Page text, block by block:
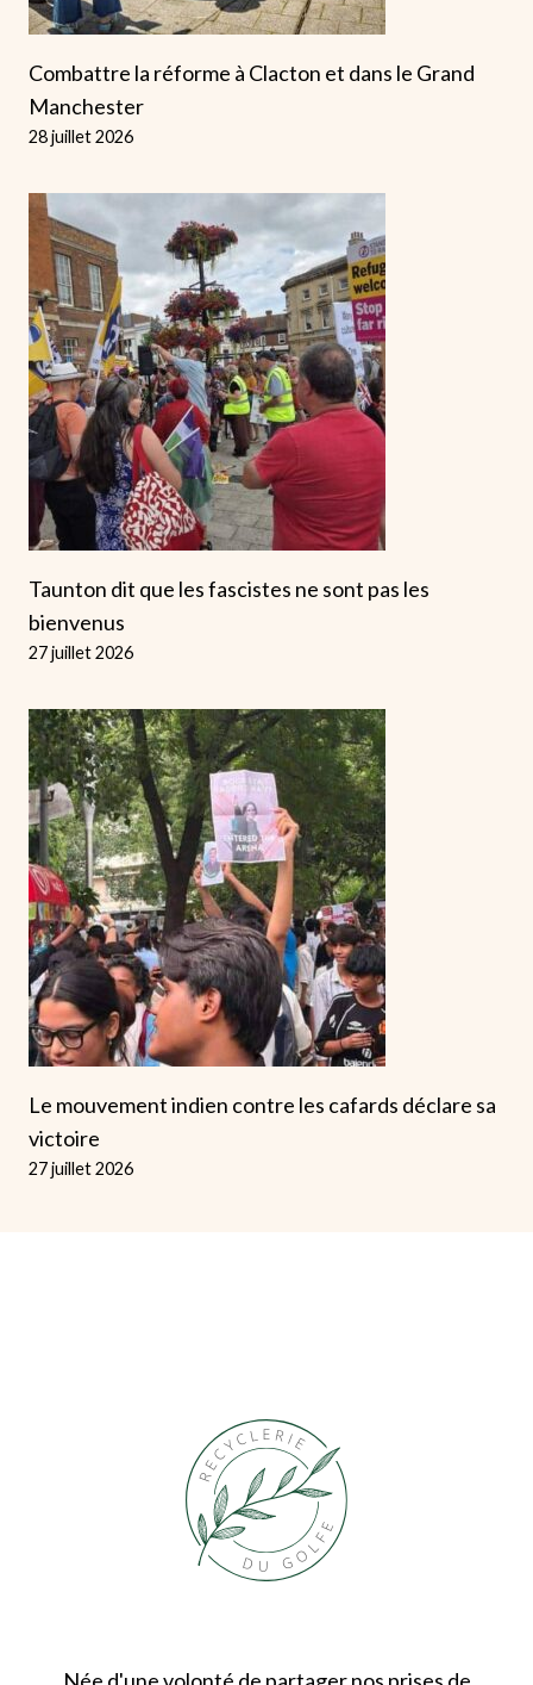
Combattre la réforme à Clacton et dans le Grand
Manchester
28 juillet 2026
Taunton dit que les fascistes ne sont pas les
bienvenus
27 juillet 2026
Le mouvement indien contre les cafards déclare sa
victoire
27 juillet 2026